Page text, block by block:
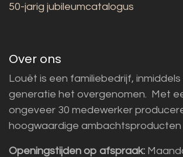
50-jarig jubileumcatalogus
Over ons
Louët is een familiebedrijf,
generatie het overgenomen. Met
ongeveer 30 medewerker
hoogwaardige ambachtsproducten
Openingstijden op afspraak: